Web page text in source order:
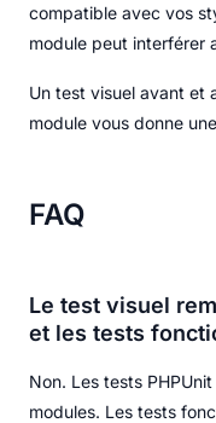
compatible avec vos
module peut interférer
Un test visuel avant et
module vous donne
FAQ
Le test visuel
et les tests
Non. Les tests
modules. Les tests